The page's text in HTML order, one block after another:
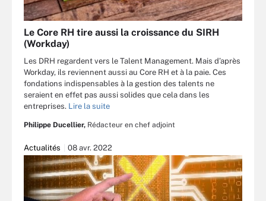
Le Core RH tire aussi la croissance du SIRH
(Workday)
Les DRH regardent vers le Talent Management. Mais d’après
Workday, ils reviennent aussi au Core RH et à la paie. Ces
fondations indispensables à la gestion des talents ne
seraient en effet pas aussi solides que cela dans les
entreprises. Lire la suite
Philippe Ducellier, Rédacteur en chef adjoint
Actualités 08 avr. 2022